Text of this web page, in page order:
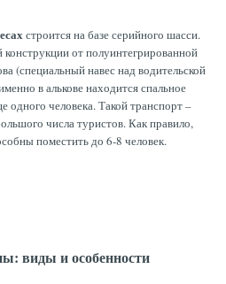
строится на базе серийного шасси.
конструкции от полуинтегрированной
(специальный навес над водительской
в алькове находится спальное
одного человека. Такой транспорт –
числа туристов. Как правило,
поместить до 6-8 человек.
виды и особенности